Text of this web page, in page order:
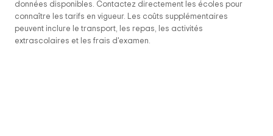
données disponibles. Contactez directement les écoles pour
connaître les tarifs en vigueur. Les coûts supplémentaires
peuvent inclure le transport, les repas, les activités
extrascolaires et les frais d'examen.